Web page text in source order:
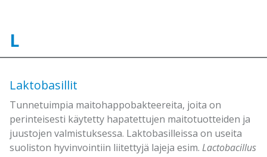
L
Laktobasillit
Tunnetuimpia maitohappobakteereita, joita on
perinteisesti käytetty hapatettujen maitotuotteiden ja
juustojen valmistuksessa. Laktobasilleissa on useita
suoliston hyvinvointiin liitettyjä lajeja esim. Lactobacillus